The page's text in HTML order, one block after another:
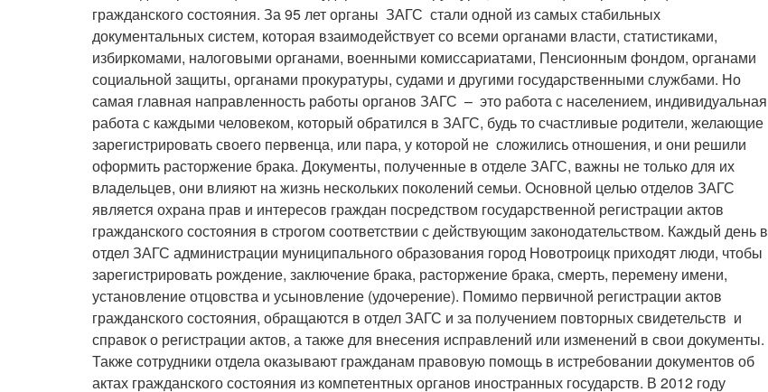
гражданского состояния. За 95 лет органы ЗАГС стали одной из самых стабильных
документальных систем, которая взаимодействует со всеми органами власти, статистиками,
избиркомами, налоговыми органами, военными комиссариатами, Пенсионным фондом, органами
социальной защиты, органами прокуратуры, судами и другими государственными службами. Но
самая главная направленность работы органов ЗАГС – это работа с населением, индивидуальная
работа с каждыми человеком, который обратился в ЗАГС, будь то счастливые родители, желающие
зарегистрировать своего первенца, или пара, у которой не сложились отношения, и они решили
оформить расторжение брака. Документы, полученные в отделе ЗАГС, важны не только для их
владельцев, они влияют на жизнь нескольких поколений семьи. Основной целью отделов ЗАГС
является охрана прав и интересов граждан посредством государственной регистрации актов
гражданского состояния в строгом соответствии с действующим законодательством. Каждый день в
отдел ЗАГС администрации муниципального образования город Новотроицк приходят люди, чтобы
зарегистрировать рождение, заключение брака, расторжение брака, смерть, перемену имени,
установление отцовства и усыновление (удочерение). Помимо первичной регистрации актов
гражданского состояния, обращаются в отдел ЗАГС и за получением повторных свидетельств и
справок о регистрации актов, а также для внесения исправлений или изменений в свои документы.
Также сотрудники отдела оказывают гражданам правовую помощь в истребовании документов об
актах гражданского состояния из компетентных органов иностранных государств. В 2012 году